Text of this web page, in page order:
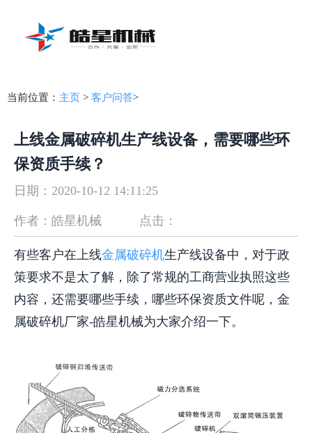
当前位置： 主页 > 客户问答>
上线金属破碎机生产线设备，需要哪些环
保资质手续？
日期：2020-10-12 14:11:25
作者：皓星机械 点击：
有些客户在上线金属破碎机生产线设备中，对于政
策要求不是太了解，除了常规的工商营业执照这些
内容，还需要哪些手续，哪些环保资质文件呢，金
属破碎机厂家-皓星机械为大家介绍一下。